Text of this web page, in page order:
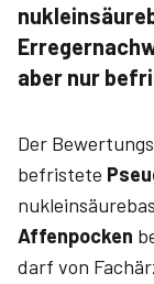
aber nur
Der
befristete
Affenpocken
darf von